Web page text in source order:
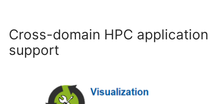
Cross-domain HPC application
support